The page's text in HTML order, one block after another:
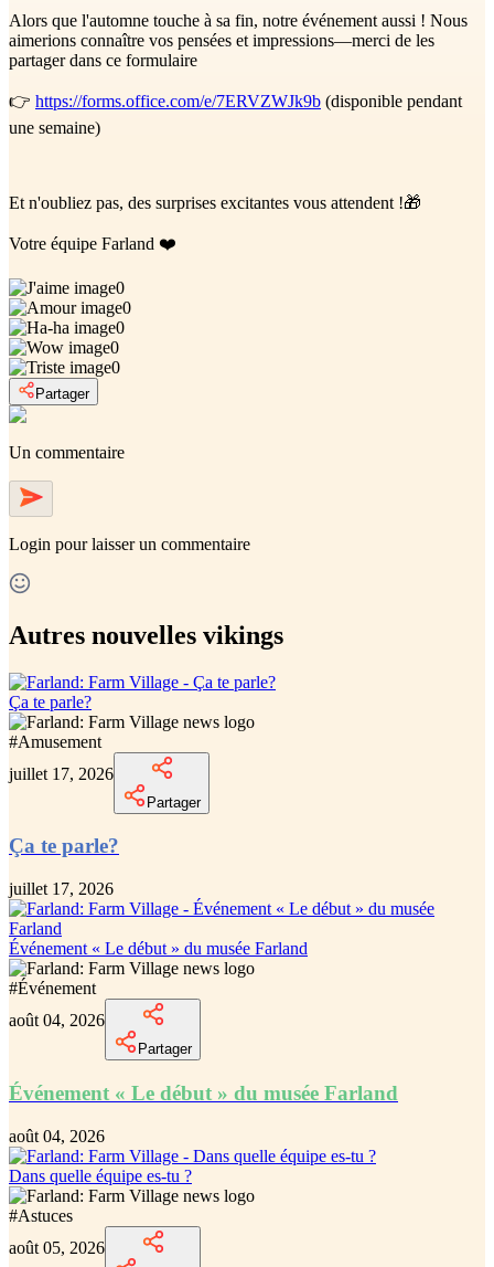
Alors que l'automne touche à sa fin, notre événement aussi ! Nous
aimerions connaître vos pensées et impressions—merci de les
partager dans ce formulaire
👉 https://forms.office.com/e/7ERVZWJk9b (disponible pendant
une semaine)
Et n'oubliez pas, des surprises excitantes vous attendent !🎁
Votre équipe Farland ❤️
0
0
0
0
0
Partager
Un commentaire
Login pour laisser un commentaire
Autres nouvelles vikings
Ça te parle?
#Amusement
juillet 17, 2026
Partager
Ça te parle?
juillet 17, 2026
Événement « Le début » du musée Farland
#Événement
août 04, 2026
Partager
Événement « Le début » du musée Farland
août 04, 2026
Dans quelle équipe es-tu ?
#Astuces
août 05, 2026